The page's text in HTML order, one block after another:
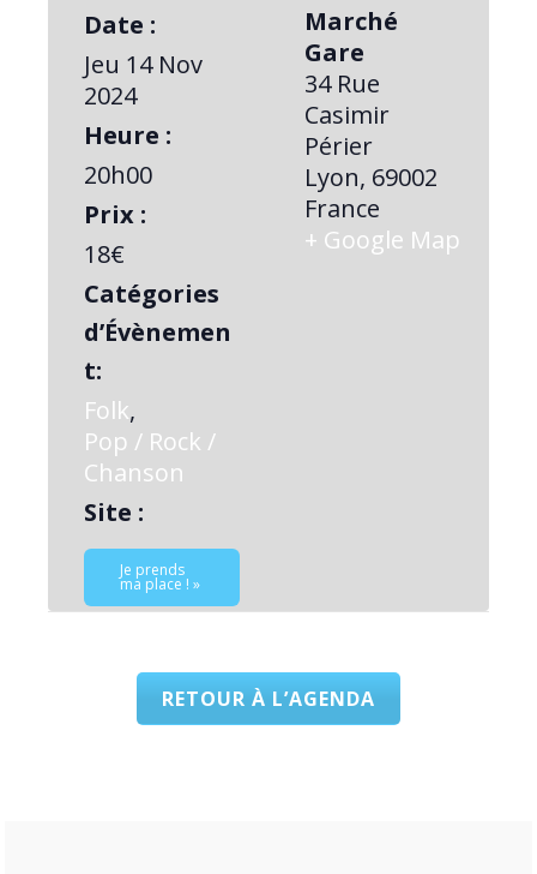
Date :
Jeu 14 Nov
2024
Heure :
20h00
Prix :
18€
Catégories
d’Évènemen
t:
Folk,
Pop / Rock /
Chanson
Site :
Je prends
ma place ! »
Marché
Gare
34 Rue
Casimir
Périer
Lyon, 69002
France
+ Google Map
RETOUR À L’AGENDA